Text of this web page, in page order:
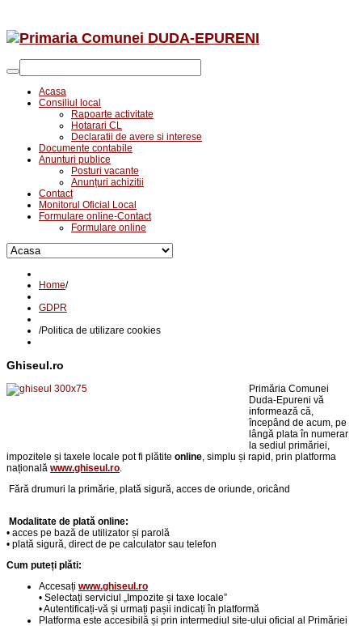
Acasa
Consiliul local
Rapoarte activitate
Hotarari CL
Declaratii de avere si interese
Documente contabile
Anunturi publice
Posturi vacante
Anunțuri achizitii
Contact
Monitorul Oficial Local
Formulare online-Contact
Formulare online
Home/
GDPR
/Politica de utilizare cookies
Ghiseul.ro
Primăria Comunei
Duda-Epureni vă
informează că,
începând de acum, pe
lângă plata în numerar
la sediul primăriei,
impozitele și taxele locale pot fi plătite online, simplu și rapid, prin platforma
națională www.ghiseul.ro.
Fără drumuri la primărie, p lată sigură, acces de oriunde, oricând
Modalitate de plată online:
• acces pe bază de utilizator și parolă
• plată sigură, direct de pe calculator sau telefon
Cum puteți plăti:
Accesați www.ghiseul.ro
• Selectați serviciul „Impozite și taxe locale”
• Autentificați-vă și urmați pașii indicați în platformă
Platforma este accesibilă și prin intermediul site-ului oficial al Primăriei